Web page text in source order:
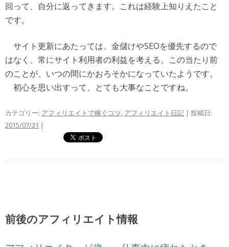
回って、自分に返ってきます。これは経験上知りえたこと
です。
サイト更新にあたっては、金儲けやSEOを優先するので
はなく、常にサイト利用者の利益を考える。この当たり前
のことが、いつの間にかおろそかになっていたようです。
初心を思い出すって、とても大事なことですね。
カテゴリー: アフィリエイトで稼ぐコツ, アフィリエイト日記 | 投稿日:
2015/07/31 |
前後のアフィリエイト情報